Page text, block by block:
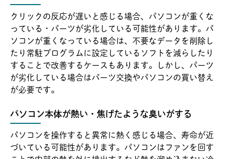
クリックの反応が遅いと感じる場合、パソコンが重くな
っている・パーツが劣化している可能性があります。パ
ソコンが重くなっている場合は、不要なデータを削除し
たり常駐プログラムに設定しているソフトを減らしたり
することで改善するケースもあります。しかし、パーツ
が劣化している場合はパーツ交換やパソコンの買い替え
が必要です。
パソコン本体が熱い・焦げたような臭いがする
パソコンを操作すると異常に熱く感じる場合、寿命が近
づいている可能性があります。パソコンはファンを回す